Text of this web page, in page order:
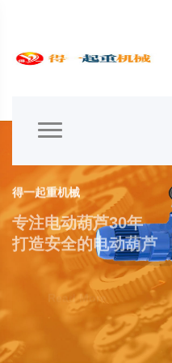
得一起重机械
专注电动葫芦30年
打造安全的电动葫芦
Read More